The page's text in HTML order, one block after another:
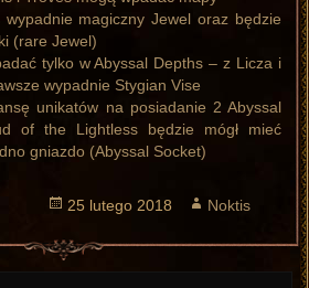
magiczny Jewel oraz będzie
(rare Jewel)
tylko w Abyssal Depths – z Licza i
wypadnie Stygian Vise
unikatów na posiadanie 2 Abyssal
of the Lightless będzie mógł mieć
gniazdo (Abyssal Socket)
Opublikowano
25 lutego 2018 Autor
Noktis